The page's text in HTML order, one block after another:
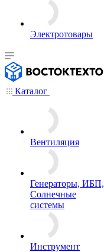
Электротовары
Каталог
Вентиляция
Генераторы, ИБП,
Солнечные
системы
Инструмент